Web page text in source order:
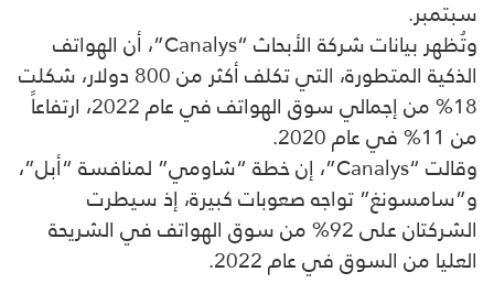
سبتمبر.
وتُظهر بيانات شركة الأبحاث “Canalys”، أن الهواتف
الذكية المتطورة، التي تكلف أكثر من 800 دولار، شكلت
18% من إجمالي سوق الهواتف في عام 2022، ارتفاعاً
من 11% في عام 2020.
وقالت “Canalys”، إن خطة “شاومي” لمنافسة “أبل”،
و”سامسونغ” تواجه صعوبات كبيرة، إذ سيطرت
الشركتان على 92% من سوق الهواتف في الشريحة
العليا من السوق في عام 2022.